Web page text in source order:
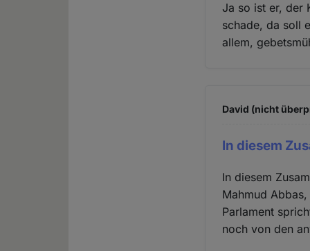
Ja so ist er, der
schade, da soll
allem,
David (nicht
In diesem
In diesem
Mahmud
Parlament
noch von den